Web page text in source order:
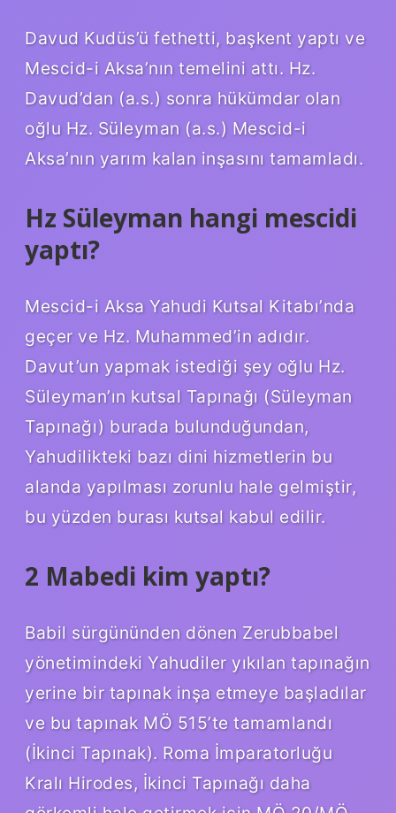
Davud Kudüs’ü fethetti, başkent yaptı ve
Mescid-i Aksa’nın temelini attı. Hz.
Davud’dan (a.s.) sonra hükümdar olan
oğlu Hz. Süleyman (a.s.) Mescid-i
Aksa’nın yarım kalan inşasını tamamladı.
Hz Süleyman hangi mescidi
yaptı?
Mescid-i Aksa Yahudi Kutsal Kitabı’nda
geçer ve Hz. Muhammed’in adıdır.
Davut’un yapmak istediği şey oğlu Hz.
Süleyman’ın kutsal Tapınağı (Süleyman
Tapınağı) burada bulunduğundan,
Yahudilikteki bazı dini hizmetlerin bu
alanda yapılması zorunlu hale gelmiştir,
bu yüzden burası kutsal kabul edilir.
2 Mabedi kim yaptı?
Babil sürgününden dönen Zerubbabel
yönetimindeki Yahudiler yıkılan tapınağın
yerine bir tapınak inşa etmeye başladılar
ve bu tapınak MÖ 515’te tamamlandı
(İkinci Tapınak). Roma İmparatorluğu
Kralı Hirodes, İkinci Tapınağı daha